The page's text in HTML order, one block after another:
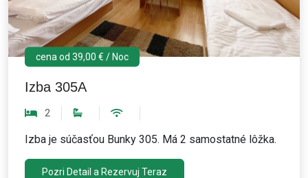
cena od 39,00 € / Noc
Izba 305A
2
Izba je súčasťou Bunky 305. Má 2 samostatné lôžka.
Pozri Detail a Rezervuj Teraz